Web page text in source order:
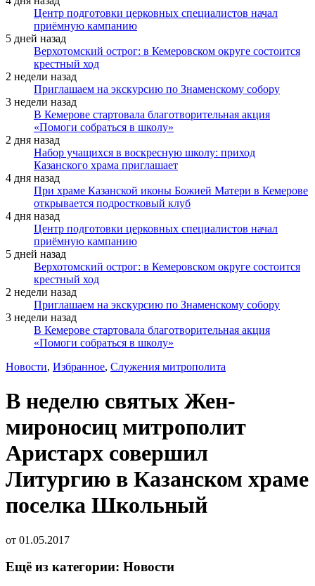
Центр подготовки церковных специалистов начал
приёмную кампанию
5 дней назад
Верхотомский острог: в Кемеровском округе состоится
крестный ход
2 недели назад
Приглашаем на экскурсию по Знаменскому собору
3 недели назад
В Кемерове стартовала благотворительная акция
«Помоги собраться в школу»
2 дня назад
Набор учащихся в воскресную школу: приход
Казанского храма приглашает
4 дня назад
При храме Казанской иконы Божией Матери в Кемерове
открывается подростковый клуб
4 дня назад
Центр подготовки церковных специалистов начал
приёмную кампанию
5 дней назад
Верхотомский острог: в Кемеровском округе состоится
крестный ход
2 недели назад
Приглашаем на экскурсию по Знаменскому собору
3 недели назад
В Кемерове стартовала благотворительная акция
«Помоги собраться в школу»
Новости, Избранное, Служения митрополита
В неделю святых Жен-
мироносиц митрополит
Аристарх совершил
Литургию в Казанском храме
поселка Школьный
от 01.05.2017
Ещё из категории: Новости